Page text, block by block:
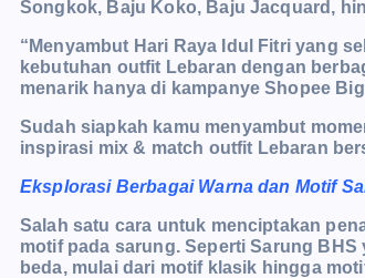
Songkok, Baju Koko, Baju Jacquard,
“Menyambut Hari Raya Idul Fitri yang
kebutuhan outfit Lebaran dengan
menarik hanya di kampanye Shopee
Sudah siapkah kamu menyambut
inspirasi mix & match outfit Lebaran
Eksplorasi Berbagai Warna dan Motif
Salah satu cara untuk menciptakan
motif pada sarung. Seperti Sarung
beda, mulai dari motif klasik hingga